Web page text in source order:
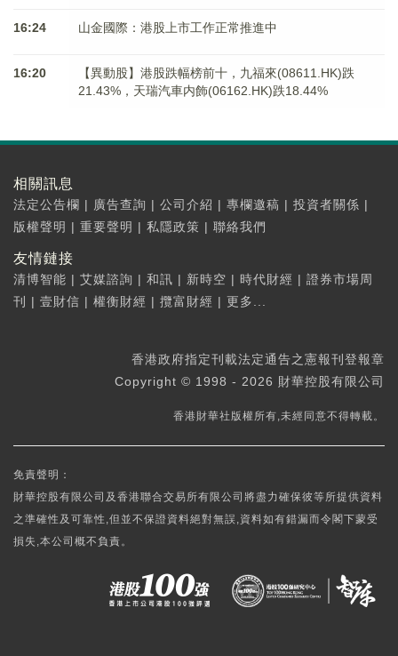
16:24 山金國際：港股上市工作正常推進中
16:20
【異動股】港股跌幅榜前十，九福來(08611.HK)跌
21.43%，天瑞汽車内飾(06162.HK)跌18.44%
相關訊息
法定公告欄 | 廣告查詢 | 公司介紹 | 專欄邀稿 | 投資者關係 |
版權聲明 | 重要聲明 | 私隱政策 | 聯絡我們
友情鏈接
清博智能 | 艾媒諮詢 | 和訊 | 新時空 | 時代財經 | 證券市場周
刊
| 壹財信 | 權衡財經 | 攬富財經 | 更多...
香港政府指定刊載法定通告之憲報刊登報章
Copyright © 1998 - 2026 財華控股有限公司
香港財華社版權所有,未經同意不得轉載。
免責聲明：
財華控股有限公司及香港聯合交易所有限公司將盡力確保彼等所提供資料
之準確性及可靠性,但並不保證資料絕對無誤,資料如有錯漏而令閣下蒙受
損失,本公司概不負責。